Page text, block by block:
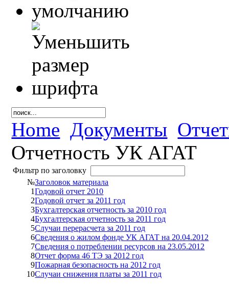
Home Документы
Отчетность УК АГАТ
Фильтр по заголовку
№Заголовок материала
1Годовой отчет 2010
2Годовой отчет за 2011 год
3Бухгалтерская отчетность за 2010 год
4Бухгалтерская отчетность за 2011 год
5Случаи перерасчета за 2011 год
6Сведения о жилом фонде УК АГАТ на 20.04.2012
7Сведения о потреблении ресурсов на 23.05.2012
8Отчет форма 46 ТЭ за 2012 год
9Пожарная безопасность на 2012 год
10Случаи снижения платы за 2011 год